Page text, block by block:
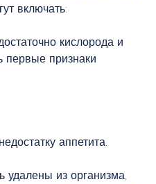
включать:
кислорода и
первые признаки
аппетита.
удалены из организма,